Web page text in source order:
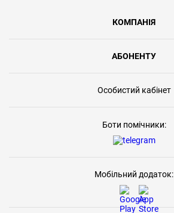
КОМПАНІЯ
АБОНЕНТУ
Особистий кабінет
Боти помічники:
Мобільний додаток: